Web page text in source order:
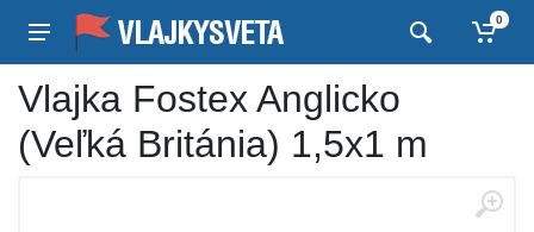
0
Vlajka Fostex Anglicko
(Veľká Británia) 1,5x1 m